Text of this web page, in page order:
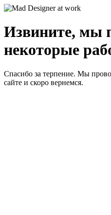
Извините, мы
некоторые
Спасибо за терпение. Мы
сайте и скоро вернемся.